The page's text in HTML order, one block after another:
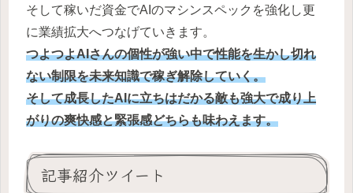
そして稼いだ資金でAIのマシンスペックを強化し更
に業績拡大へつなげていきます。
つよつよAIさんの個性が強い中で性能を生かし切れ
ない制限を未来知識で稼ぎ解除していく。
そして成長したAIに立ちはだかる敵も強大で成り上
がりの爽快感と緊張感どちらも味わえます。
記事紹介ツイート